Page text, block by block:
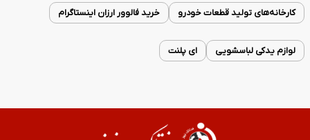
کارخانه‌های تولید قطعات خودرو خرید فالوور ارزان اینستاگرام
لوازم یدکی لباسشویی ای پلنت